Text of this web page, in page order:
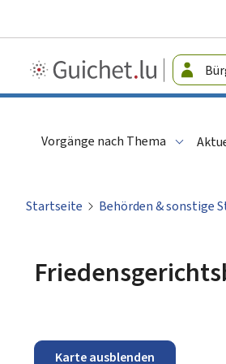
-
Vorgänge nach Thema
Startseite Behörden & sonstige
Karte ausblenden